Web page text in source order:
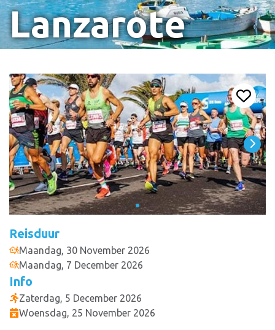
Lanzarote
Reisduur
Maandag, 30 November 2026
Maandag, 7 December 2026
Info
Zaterdag, 5 December 2026
Woensdag, 25 November 2026